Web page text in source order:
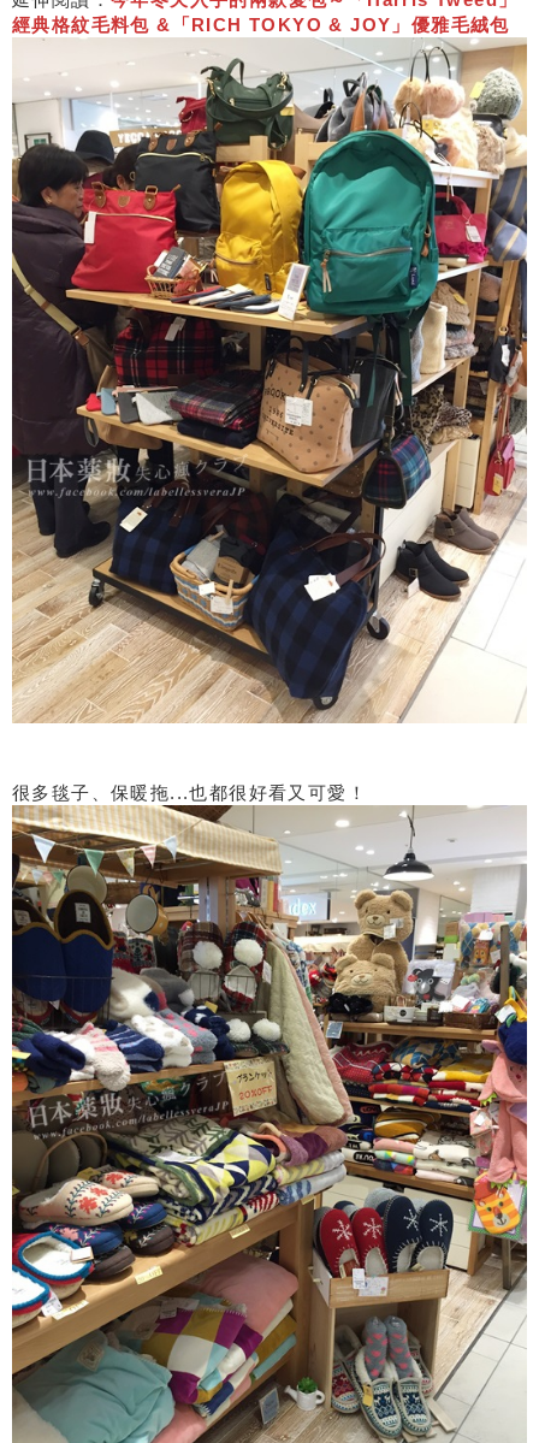
經典格紋毛料包 &「RICH TOKYO & JOY」優雅毛絨包
很多毯子、保暖拖...也都很好看又可愛！